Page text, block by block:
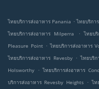
ไทยบริการส่งอาหาร Panania . ไทยบริกา
ไทยบริการส่งอาหาร Milperra
. ไทยบ
Pleasure Point . ไทยบริการส่งอาหาร
ไทยบริการส่งอาหาร Revesby
. ไทยบริ
Holsworthy
. ไทยบริการส่งอาหาร
บริการส่งอาหาร Revesby Heights . ไท